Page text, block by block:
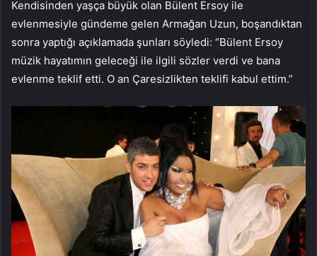
Kendisinden yaşça büyük olan Bülent Ersoy ile
evlenmesiyle gündeme gelen Armağan Uzun, boşandıktan
sonra yaptığı açıklamada şunları söyledi: “Bülent Ersoy
müzik hayatımın geleceği ile ilgili sözler verdi ve bana
evlenme teklif etti. O an Çaresizlikten teklifi kabul ettim.”